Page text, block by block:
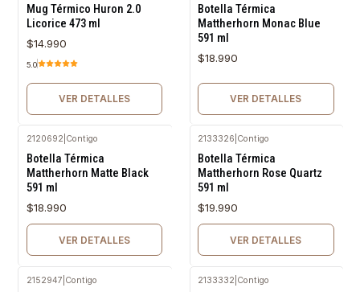
Mug Térmico Huron 2.0
Licorice 473 ml
$14.990
5.0
VER DETALLES
Botella Térmica
Mattherhorn Monac Blue
591 ml
$18.990
VER DETALLES
2120692 Contigo
Botella Térmica
Mattherhorn Matte Black
591 ml
$18.990
VER DETALLES
2133326 Contigo
Botella Térmica
Mattherhorn Rose Quartz
591 ml
$19.990
VER DETALLES
2152947 Contigo 2133332 Contigo